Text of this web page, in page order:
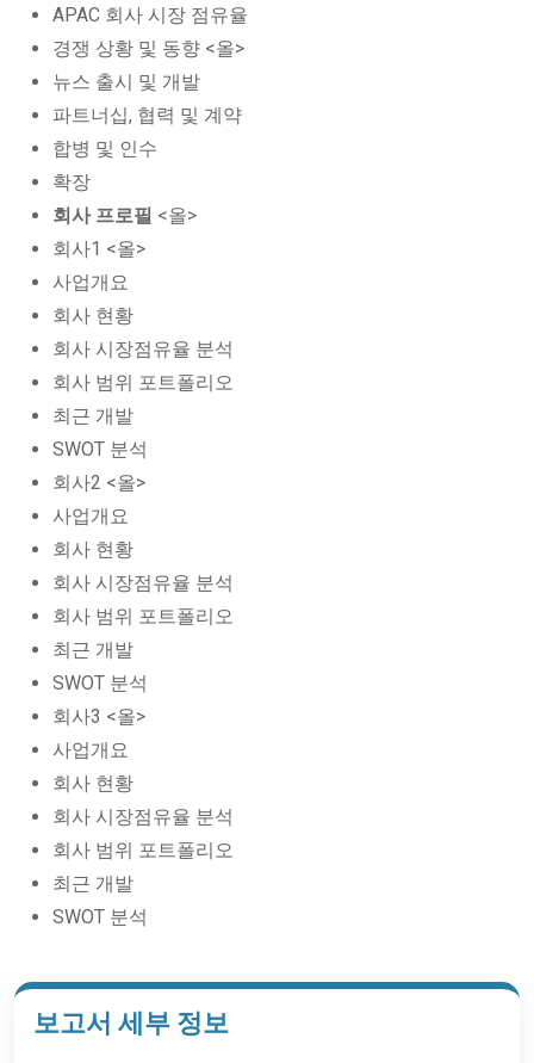
APAC 회사 시장 점유율
경쟁 상황 및 동향 <올>
뉴스 출시 및 개발
파트너십, 협력 및 계약
합병 및 인수
확장
회사 프로필 <올>
회사1 <올>
사업개요
회사 현황
회사 시장점유율 분석
회사 범위 포트폴리오
최근 개발
SWOT 분석
회사2 <올>
사업개요
회사 현황
회사 시장점유율 분석
회사 범위 포트폴리오
최근 개발
SWOT 분석
회사3 <올>
사업개요
회사 현황
회사 시장점유율 분석
회사 범위 포트폴리오
최근 개발
SWOT 분석
보고서 세부 정보